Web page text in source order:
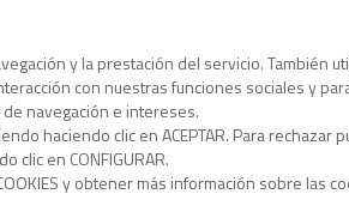
y la prestación del servicio. También
con nuestras funciones sociales y
navegación e intereses.
haciendo clic en ACEPTAR. Para rechazar
clic en CONFIGURAR.
y obtener más información sobre las